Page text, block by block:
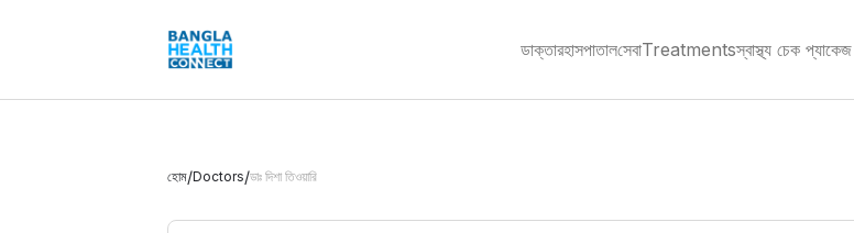
ডাক্তারহাসপাতালসেবাTreatmentsস্বাস্থ্য চেক প্যাকেজ
হোম/Doctors/ডাঃ দিশা তিওয়ারি